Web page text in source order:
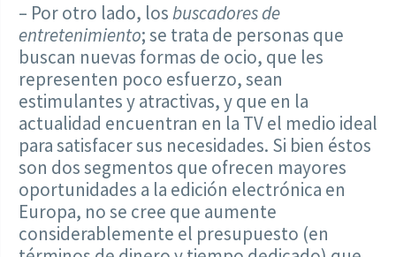
– Por otro lado, losbuscadores de
entretenimiento; se trata de personas que
buscan nuevas formas de ocio, que les
representen poco esfuerzo, sean
estimulantes y atractivas, y que en la
actualidad encuentran en la TV el medio ideal
para satisfacer sus necesidades. Si bien éstos
son dos segmentos que ofrecen mayores
oportunidades a la edición electrónica en
Europa, no se cree que aumente
considerablemente el presupuesto (en